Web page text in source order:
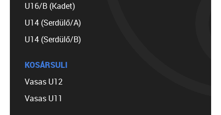
U16/B (Kadet)
U14 (Serdülő/A)
U14 (Serdülő/B)
KOSÁRSULI
Vasas U12
Vasas U11